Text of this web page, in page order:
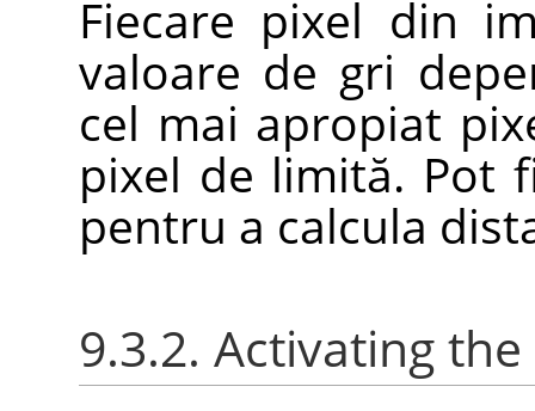
Fiecare pixel din
valoare de gri
cel mai apropiat
pixel de limită. Pot
pentru a calcula
9.3.2. Activating